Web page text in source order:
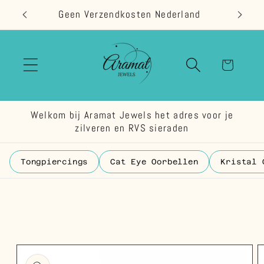
naar de
content
Geen Verzendkosten Nederland
Welkom bij Aramat Jewels het adres voor je
zilveren en RVS sieraden
Tongpiercings Cat Eye Oorbellen Kristal
direct naar